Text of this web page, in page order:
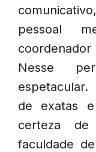
pessoal
Nesse
de exatas
certeza
faculdade